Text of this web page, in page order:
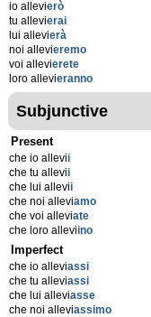
io allevierò
tu allevierai
lui allevierà
noi allevieremo
voi allevierete
loro allevieranno
Subjunctive
Present
che io allevii
che tu allevii
che lui allevii
che noi alleviamo
che voi alleviate
che loro alleviino
Imperfect
che io alleviassi
che tu alleviassi
che lui alleviasse
che noi alleviassimo